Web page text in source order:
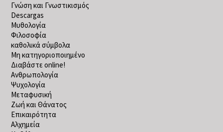
Γνώση και Γνωστικισμός
Descargas
Μυθολογία
Φιλοσοφία
καθολικά σύμβολα
Μη κατηγοριοποιημένο
Διαβάστε online!
Ανθρωπολογία
Ψυχολογία
Μεταφυσική
Ζωή και Θάνατος
Επικαιρότητα
Αλχημεία